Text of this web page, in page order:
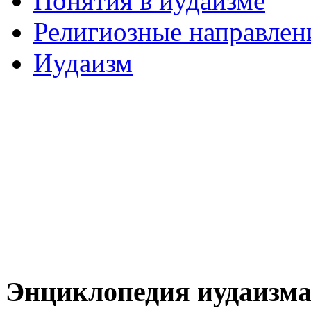
Религиозные
Иудаизм
Энциклопедия иудаизма